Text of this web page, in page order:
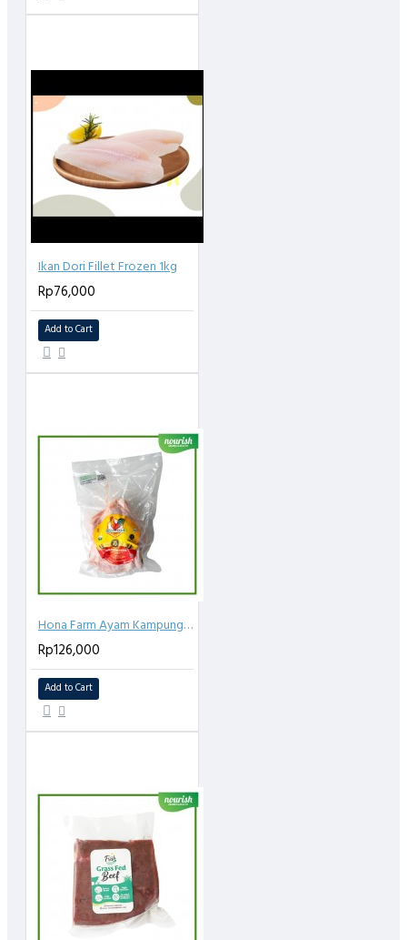
yang Instant Courier
pengantar diluar tanggung jawab kami.
- Ketika paket diterima harap segera simpan kedalam
kulkas / freezzer
https://nourishindonesia.com/ice-pack-beku-ice-gel-beku-
pendingin-siap-pakai-satuan
Ikan Dori Fillet Frozen 1kg
Rp76,000
Add to Cart
Hona Farm Ayam Kampung Organik Probiotik 700-799gr (UTUH)
Rp126,000
Add to Cart